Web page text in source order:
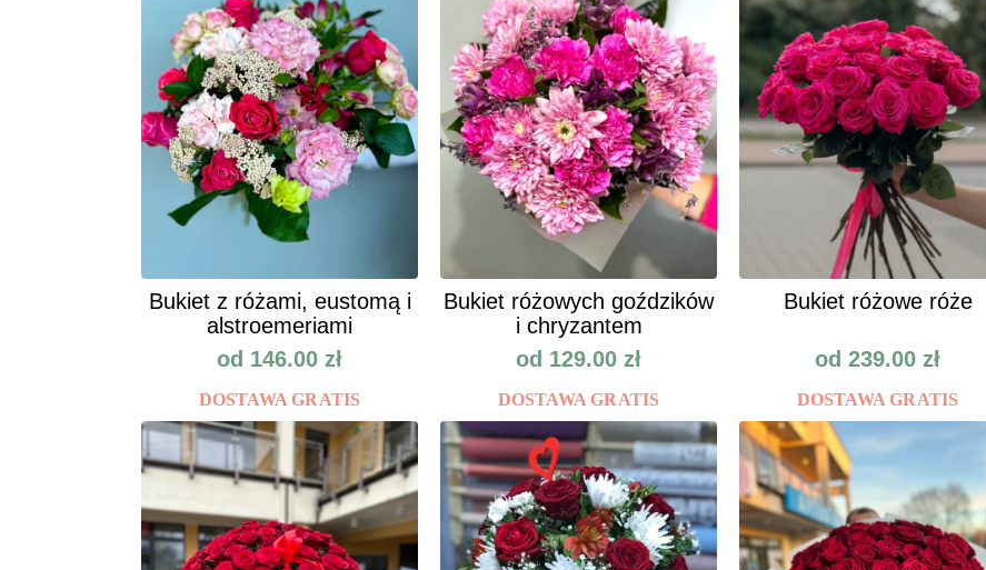
Bukiet z różami, eustomą i
alstroemeriami
od 146.00 zł
DOSTAWA GRATIS
Bukiet różowych goździków
i chryzantem
od 129.00 zł
DOSTAWA GRATIS
Bukiet różowe róże
od 239.00 zł
DOSTAWA GRATIS